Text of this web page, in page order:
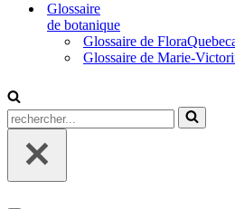
Glossaire
de botanique
Glossaire de
Glossaire de Marie-
Rechercher...